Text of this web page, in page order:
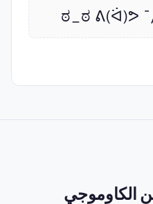
الكاوموجي